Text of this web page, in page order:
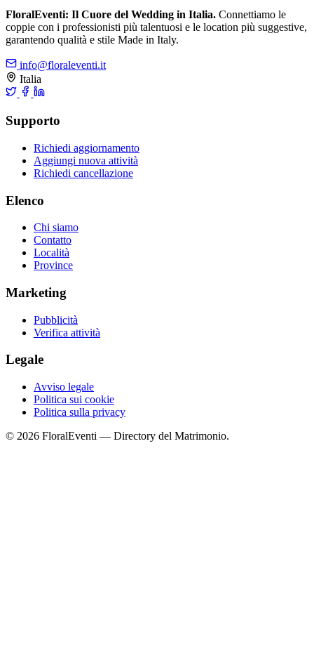
FloralEventi: Il Cuore del Wedding in Italia. Connettiamo le
coppie con i professionisti più talentuosi e le location più suggestive,
garantendo qualità e stile Made in Italy.
info@floraleventi.it
Italia
Supporto
Richiedi aggiornamento
Aggiungi nuova attività
Richiedi cancellazione
Elenco
Chi siamo
Contatto
Località
Province
Marketing
Pubblicità
Verifica attività
Legale
Avviso legale
Politica sui cookie
Politica sulla privacy
© 2026 FloralEventi — Directory del Matrimonio.